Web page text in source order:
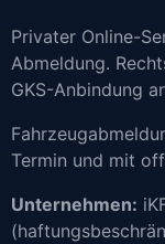
Privater Online-
Abmeldung.
GKS-Anbindung
Termin und mit
Unternehmen: